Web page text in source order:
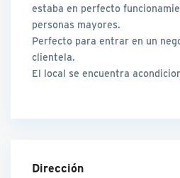
estaba en perfecto
personas mayores.
Perfecto para entrar en un
clientela.
El local se encuentra
Dirección